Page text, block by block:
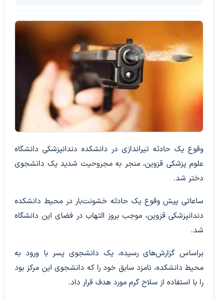
وقوع یک حادثه تیراندازی در دانشکده دندانپزشکی دانشگاه
علوم پزشکی قزوین، منجر به مجروحیت شدید یک دانشجوی
دختر شد.
ساعاتی پیش وقوع یک حادثه خشونت‌بار در محیط دانشکده
دندانپزشکی قزوین، موجب بروز التهاب در فضای این دانشگاه
شد.
براساس گزارش‌های رسیده، یک دانشجوی پسر با ورود به
محیط دانشکده، نامزد سابق خود را که دانشجوی این مرکز بود
را با استفاده از سلاح گرم مورد هدف قرار داد.